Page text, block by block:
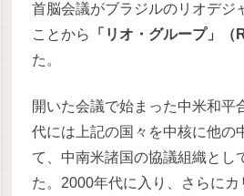
首脳会議がブラジルのリオデジ
ことから
「リオ・グループ」（
た。
開いた会議で始まった中米和平
代には上記の国々を中核に他の
て、中南米諸国の協議組織とし
た。2000年代に入り、さらに